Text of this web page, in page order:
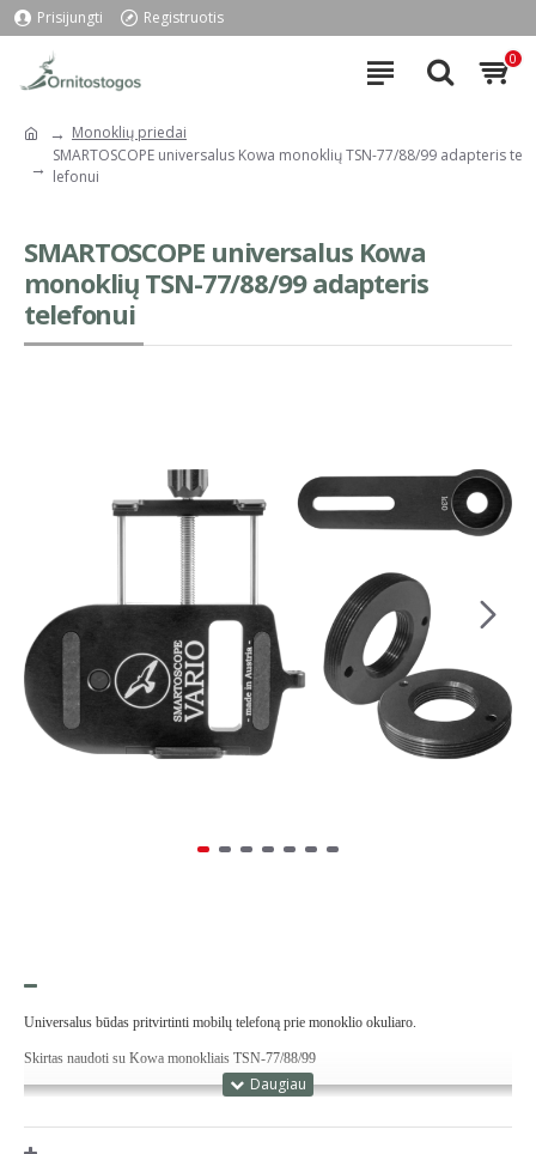
Prisijungti Registruotis
0
Monoklių priedai
SMARTOSCOPE universalus Kowa monoklių TSN-77/88/99 adapteris te
lefonui
SMARTOSCOPE universalus Kowa
monoklių TSN-77/88/99 adapteris
telefonui
Universalus būdas pritvirtinti mobilų telefoną prie monoklio okuliaro.
Skirtas naudoti su Kowa monokliais TSN-77/88/99